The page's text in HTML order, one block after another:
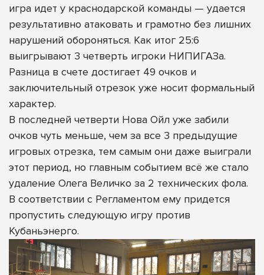
игра идет у краснодарской команды — удается
результативно атаковать и грамотно без лишних
нарушений обороняться. Как итог 25:6
выигрывают 3 четверть игроки НИПИГАЗа.
Разница в счете достигает 49 очков и
заключительный отрезок уже носит формальный
характер.
В последней четверти Нова Ойл уже забили
очков чуть меньше, чем за все 3 предыдущие
игровых отрезка, тем самым они даже выиграли
этот период, но главным событием всё же стало
удаление Олега Величко за 2 технических фола.
В соответствии с Регламентом ему придется
пропустить следующую игру против
Кубаньэнерго.